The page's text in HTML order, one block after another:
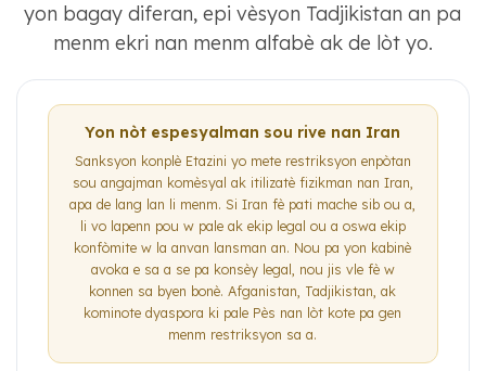
yon bagay diferan, epi vèsyon Tadjikistan an pa
menm ekri nan menm alfabè ak de lòt yo.
Yon nòt espesyalman sou rive nan Iran
Sanksyon konplè Etazini yo mete restriksyon enpòtan
sou angajman komèsyal ak itilizatè fizikman nan Iran,
apa de lang lan li menm. Si Iran fè pati mache sib ou a,
li vo lapenn pou w pale ak ekip legal ou a oswa ekip
konfòmite w la anvan lansman an. Nou pa yon kabinè
avoka e sa a se pa konsèy legal, nou jis vle fè w
konnen sa byen bonè. Afganistan, Tadjikistan, ak
kominote dyaspora ki pale Pès nan lòt kote pa gen
menm restriksyon sa a.